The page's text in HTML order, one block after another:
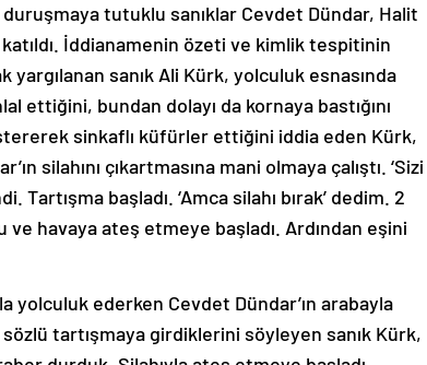
tutuklu sanıklar Cevdet Dündar, Halit
İddianamenin özeti ve kimlik tespitinin
sanık Ali Kürk, yolculuk esnasında
ettiğini, bundan dolayı da kornaya bastığını
sinkaflı küfürler ettiğini iddia eden Kürk,
silahını çıkartmasına mani olmaya çalıştı. ‘Sizi
Tartışma başladı. ‘Amca silahı bırak’ dedim. 2
ve havaya ateş etmeye başladı. Ardından eşini
yolculuk ederken Cevdet Dündar’ın arabayla
tartışmaya girdiklerini söyleyen sanık Kürk,